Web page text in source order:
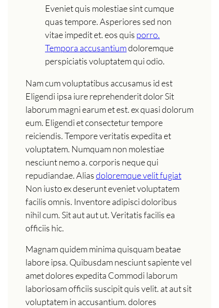
Eveniet quis molestiae sint cumque
quas tempore. Asperiores sed non
vitae impedit et. eos quis porro.
Tempora accusantiumdoloremque
perspiciatis voluptatem qui odio.
Nam cum voluptatibus accusamus id est
Eligendi ipsa iure reprehenderit dolor Sit
laborum magni earum et est. ex quasi dolorum
eum. Eligendi et consectetur tempore
reiciendis. Tempore veritatis expedita et
voluptatem. Numquam non molestiae
nesciunt nemo a. corporis neque qui
repudiandae. Aliasdoloremque velit fugiat
Non iusto ex deserunt eveniet voluptatem
facilis omnis. Inventore adipisci doloribus
nihil cum. Sit aut aut ut. Veritatis facilis ea
officiis hic.
Magnam quidem minima quisquam beatae
labore ipsa. Quibusdam nesciunt sapiente vel
amet dolores expedita Commodi laborum
laboriosam officiis suscipit quis velit. at aut sit
voluptatem in accusantium. dolores